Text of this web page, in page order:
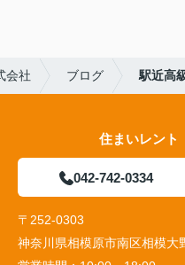
会社 ブログ 駅近高
住まいレン
042-742-0334
〒252-0303
神奈川県相模原市南区相模